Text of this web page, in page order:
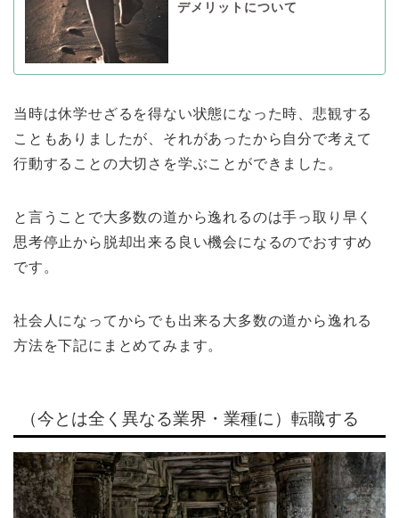
デメリットについて
当時は休学せざるを得ない状態になった時、悲観する
こともありましたが、それがあったから自分で考えて
行動することの大切さを学ぶことができました。
と言うことで大多数の道から逸れるのは手っ取り早く
思考停止から脱却出来る良い機会になるのでおすすめ
です。
社会人になってからでも出来る大多数の道から逸れる
方法を下記にまとめてみます。
（今とは全く異なる業界・業種に）転職する